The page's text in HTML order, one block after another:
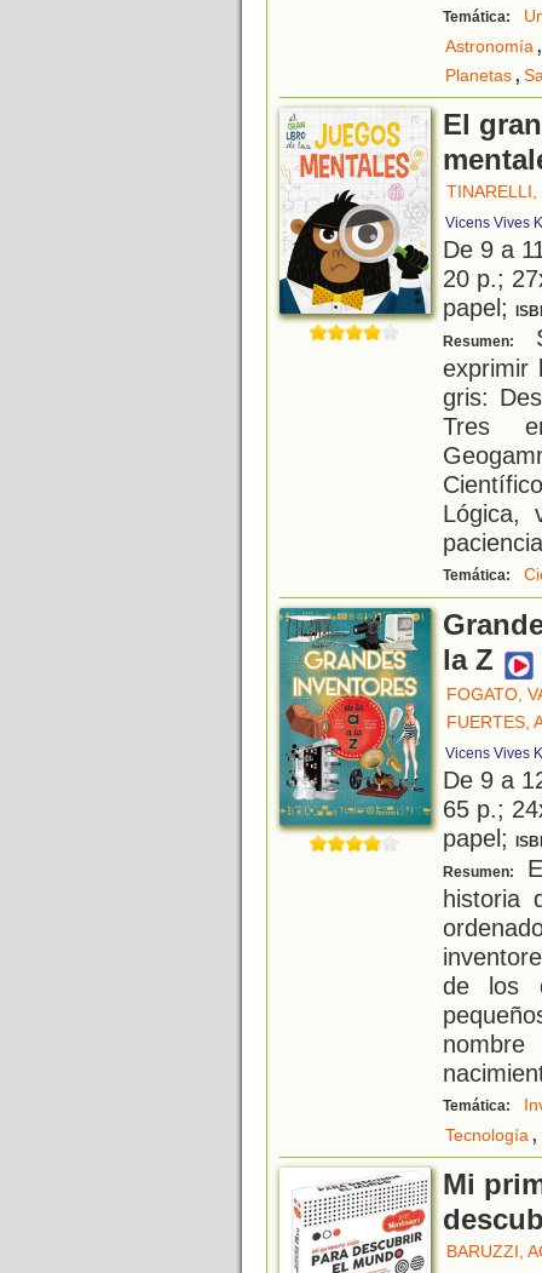
Temática:
Astronomía,
Planetas,
El
TINARELLI,
Vicens Vives
De 9 a
20 p.;
papel;
Resumen:
exprimir
gris:
Tres
Lógica,
Temática:
la Z
FOGATO,
FUERTES,
Vicens Vives
De 9 a
65 p.;
papel;
Resumen:
historia
de los
Temática:
Tecnología,
Mi
BARUZZI,